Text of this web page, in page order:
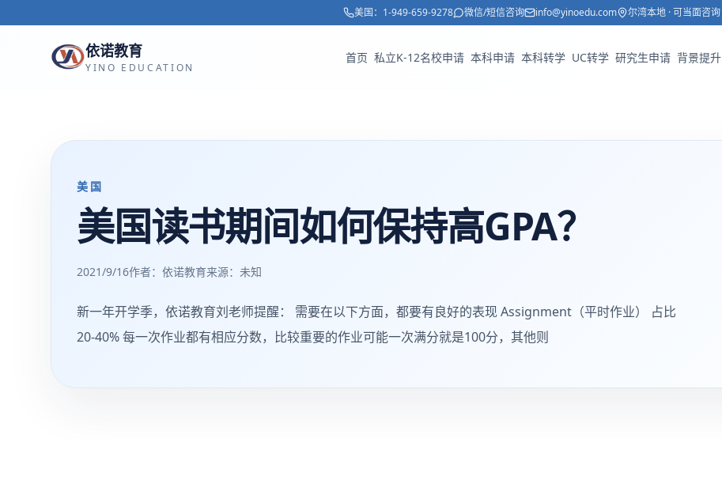
跳转到主要内容
美国： 1-949-659-9278 微信/短信咨询 info@yinoedu.com 尔湾本地 · 可当面咨询
依诺教育
YINO EDUCATION
首页 私立K-12名校申请 本科申请 本科转学 UC转学 研究生申请 背景提升
美国
美国读书期间如何保持高GPA？
2021/9/16作者：依诺教育来源： 未知
新一年开学季，依诺教育刘老师提醒： 需要在以下方面，都要有良好的表现 Assignment（平时作业） 占比
20-40% 每一次作业都有相应分数，比较重要的作业可能一次满分就是100分，其他则